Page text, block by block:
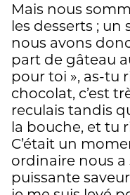
Mais nous
les desserts ; un
nous avons
part de gâteau
pour toi », as-tu
chocolat, c’est
reculais tandis
la bouche, et tu
C’était un
ordinaire nous a
puissante